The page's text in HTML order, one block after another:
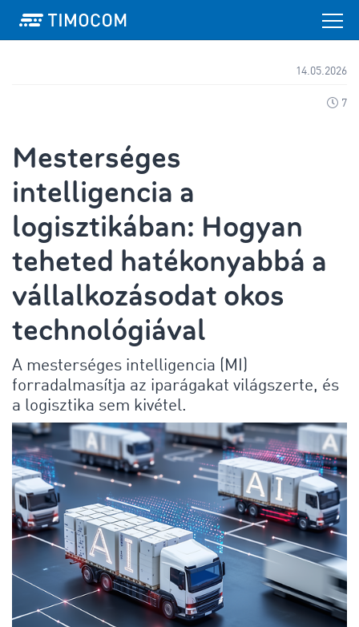
14.05.2026
7
Mesterséges
intelligencia a
logisztikában: Hogyan
teheted hatékonyabbá a
vállalkozásodat okos
technológiával
A mesterséges intelligencia (MI)
forradalmasítja az iparágakat világszerte, és
a logisztika sem kivétel.